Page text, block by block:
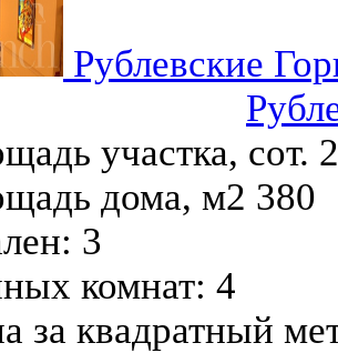
Рублевские
участка, сот.
дома, м2 380
3
комнат: 4
за квадратный